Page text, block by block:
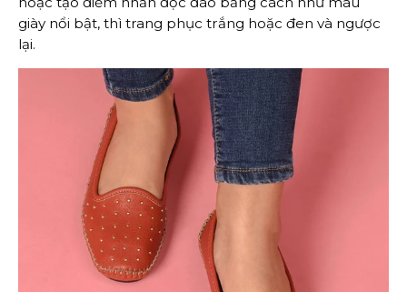
giày nổi bật, thì trang phục trắng hoặc đen và ngược
lại.